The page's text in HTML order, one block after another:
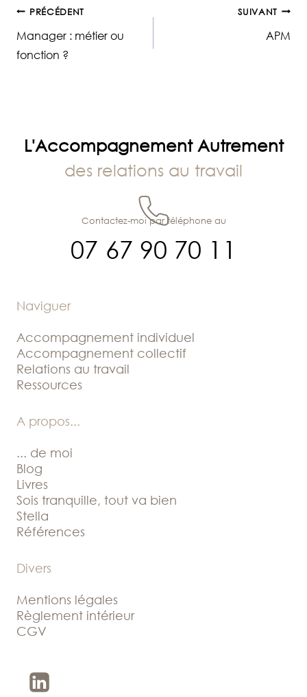
Navigation
de
PRÉCÉDENT
Manager : métier ou
fonction ?
SUIVANT
APM
L'Accompagnement Autrement
des relations au travail
07 67 90 70 11
Contactez-moi par téléphone au
Naviguer
Accompagnement individuel
Accompagnement collectif
Relations au travail
Ressources
A propos...
... de moi
Blog
Livres
Sois tranquille, tout va bien
Stella
Références
Divers
Mentions légales
Règlement intérieur
CGV